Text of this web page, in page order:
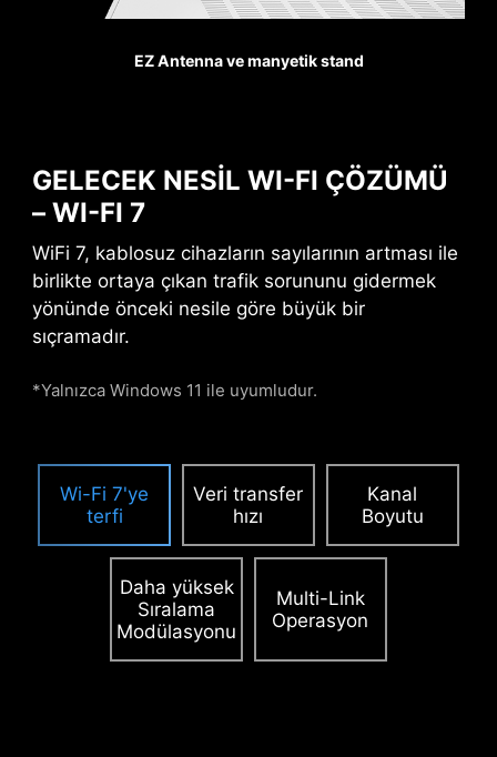
EZ Antenna ve manyetik stand
GELECEK NESİL WI-FI ÇÖZÜMÜ
– WI-FI 7
WiFi 7, kablosuz cihazların sayılarının artması ile
birlikte ortaya çıkan trafik sorununu gidermek
yönünde önceki nesile göre büyük bir
sıçramadır.
*Yalnızca Windows 11 ile uyumludur.
Wi-Fi 7'ye
terfi
Veri transfer
hızı
Kanal
Boyutu
Daha yüksek
Sıralama
Modülasyonu
Multi-Link
Operasyon
yükünü taşıyabilirler.
önemlidir. Steel Armor,
PCIE IÇIN DESTEK GÜÇ
KONNEKTÖRÜ
Özel Destek PCIe Güç Konnektörü, AI
hesaplamaları ve oyunlarda GPU tarafından
ve sürekli bir performans elde etmenizi sağlar.